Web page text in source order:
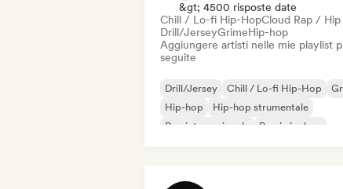
&gt; 4500 risposte date
Chill / Lo-fi Hip-HopCloud Rap / Hip
Drill/JerseyGrimeHip-hop
Aggiungere artisti nelle mie playlist
seguite
Drill/Jersey Chill / Lo-fi Hip-Hop
Hip-hop
Hip-hop strumentale
Rap internazionale
Rap in inglese